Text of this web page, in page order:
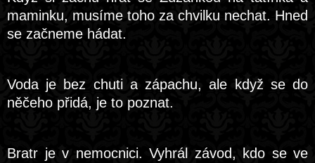
maminku, musíme toho za chvilku nechat. Hned
se začneme hádat.
Voda je bez chuti a zápachu, ale když se do
něčeho přidá, je to poznat.
Bratr je v nemocnici. Vyhrál závod, kdo se ve